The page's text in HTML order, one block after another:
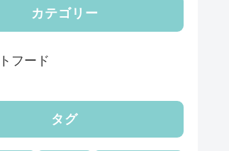
カテゴリー
フード
タグ